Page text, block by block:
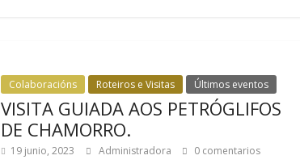
Colaboracións Roteiros e Visitas Últimos eventos
VISITA GUIADA AOS PETRÓGLIFOS
DE CHAMORRO.
19 junio, 2023 Administradora 0 comentarios